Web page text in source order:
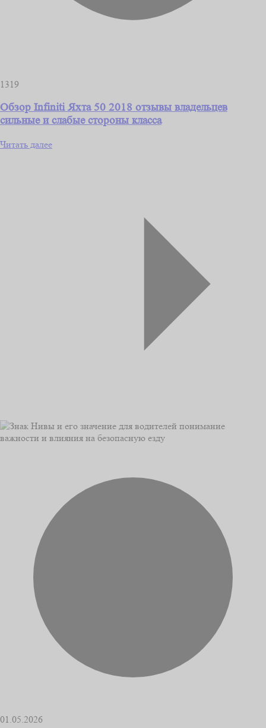
1319
Обзор Infiniti Яхта 50 2018 отзывы владельцев
сильные и слабые стороны класса
Читать далее
01.05.2026